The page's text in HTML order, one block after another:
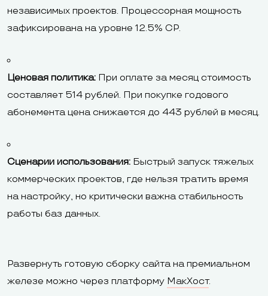
независимых проектов. Процессорная мощность
зафиксирована на уровне 12.5% CP.
Ценовая политика: При оплате за месяц стоимость
составляет 514 рублей. При покупке годового
абонемента цена снижается до 443 рублей в месяц.
Сценарии использования: Быстрый запуск тяжелых
коммерческих проектов, где нельзя тратить время
на настройку, но критически важна стабильность
работы баз данных.
Развернуть готовую сборку сайта на премиальном
железе можно через платформу МакХост.